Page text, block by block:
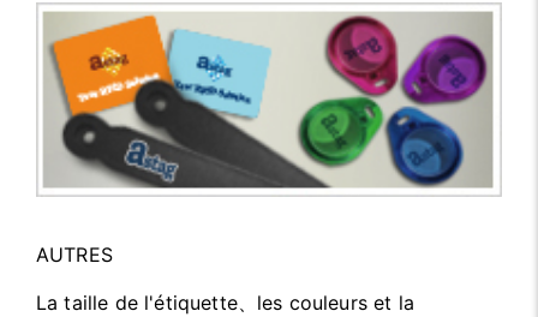
AUTRES
La taille de l'étiquette、les couleurs et la